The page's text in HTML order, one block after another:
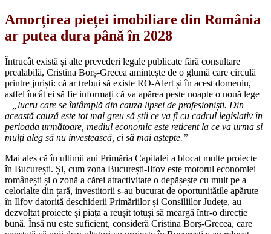
Amorțirea pieței imobiliare din România
ar putea dura până în 2028
Întrucât există și alte prevederi legale publicate fără consultare
prealabilă, Cristina Borș-Grecea amintește de o glumă care circulă
printre juriști: că ar trebui să existe RO-Alert și în acest domeniu,
astfel încât ei să fie informați că va apărea peste noapte o nouă lege
–
„lucru care se întâmplă din cauza lipsei de profesioniști. Din
această cauză este tot mai greu să știi ce va fi cu cadrul legislativ în
perioada următoare, mediul economic este reticent la ce va urma și
mulți aleg să nu investească, ci să mai aștepte.”
Mai ales că în ultimii ani Primăria Capitalei a blocat multe proiecte
în București. Și, cum zona București-Ilfov este motorul economiei
românești și o zonă a cărei atractivitate o depășește cu mult pe a
celorlalte din țară, investitorii s-au bucurat de oportunitățile apărute
în Ilfov datorită deschiderii Primăriilor și Consiliilor Județe, au
dezvoltat proiecte și piața a reușit totuși să meargă într-o direcție
bună. Însă nu este suficient, consideră Cristina Borș-Grecea, care